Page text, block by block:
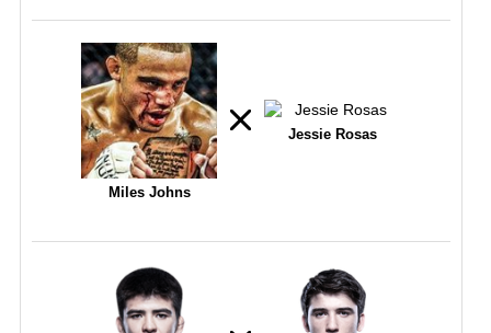
Miles Johns
Jessie Rosas